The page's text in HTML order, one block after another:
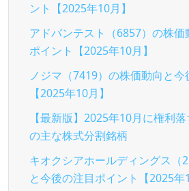
ント【2025年10月】
アドバンテスト（6857）の株価
ポイント【2025年10月】
ノジマ（7419）の株価動向と今
【2025年10月】
【最新版】2025年10月に権利
の主な株式分割銘柄
キオクシアホールディングス（
と今後の注目ポイント【2025年